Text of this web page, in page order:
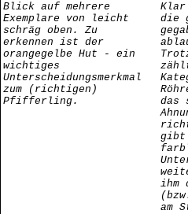
Blick auf mehrere
Exemplare von leicht
schräg oben. Zu
erkennen ist der
orangegelbe Hut - ein
wichtiges
Unterscheidungsmerkmal
zum (richtigen)
Pfifferling.
Klar
die
das
gibt
ihm
am